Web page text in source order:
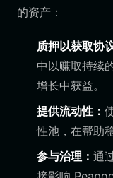
的资产：
质押以获取协
中以赚取持续
增长中获益。
提供流动性：
性池，在帮助
参与治理： 通